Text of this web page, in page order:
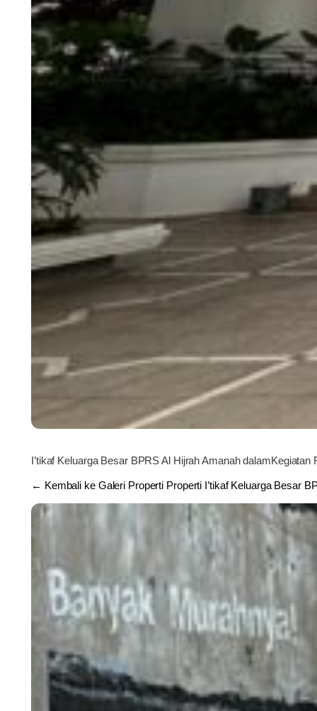
I’tikaf Keluarga Besar BPRS Al Hijrah Amanah dalamKegiatan
← Kembali ke Galeri Properti Properti I’tikaf Keluarga Besar